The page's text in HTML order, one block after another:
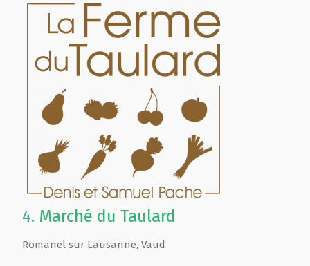
4. Marché du Taulard
Romanel sur Lausanne, Vaud